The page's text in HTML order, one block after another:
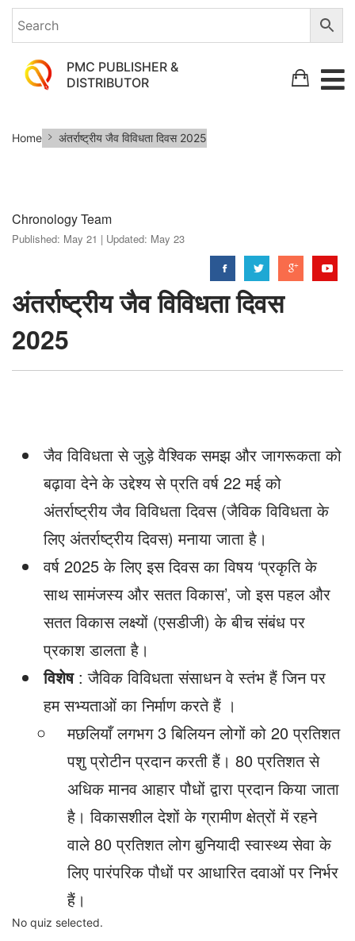
PMC PUBLISHER &
DISTRIBUTOR
अंतर्राष्ट्रीय
जैव
2025
Home अंतर्राष्ट्रीय जैव विविधता दिवस 2025
Chronology Team
Published: May 21 | Updated: May 23
अंतर्राष्ट्रीय जैव विविधता दिवस
2025
जैव विविधता से जुड़े वैश्विक समझ और जागरूकता को
बढ़ावा देने के उद्देश्य से प्रति वर्ष 22 मई को
अंतर्राष्ट्रीय जैव विविधता दिवस (जैविक विविधता के
लिए अंतर्राष्ट्रीय दिवस) मनाया जाता है।
वर्ष 2025 के लिए इस दिवस का विषय ‘प्रकृति के
साथ सामंजस्य और सतत विकास’, जो इस पहल और
सतत विकास लक्ष्यों (एसडीजी) के बीच संबंध पर
प्रकाश डालता है।
विशेष: जैविक विविधता संसाधन वे स्तंभ हैं जिन पर
हम सभ्यताओं का निर्माण करते हैं ।
मछलियाँ लगभग 3 बिलियन लोगों को 20 प्रतिशत
पशु प्रोटीन प्रदान करती हैं। 80 प्रतिशत से
अधिक मानव आहार पौधों द्वारा प्रदान किया जाता
है। विकासशील देशों के ग्रामीण क्षेत्रों में रहने
वाले 80 प्रतिशत लोग बुनियादी स्वास्थ्य सेवा के
लिए पारंपरिक पौधों पर आधारित दवाओं पर निर्भर
हैं।
No quiz selected.